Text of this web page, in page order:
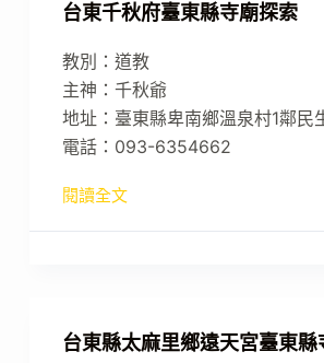
台東千秋府臺東縣寺廟探索
教別：道教
主神：千秋爺
地址：臺東縣卑南鄉溫泉村1鄰民
電話：093-6354662
閱讀全文
台東縣太麻里鄉遠天宮臺東縣